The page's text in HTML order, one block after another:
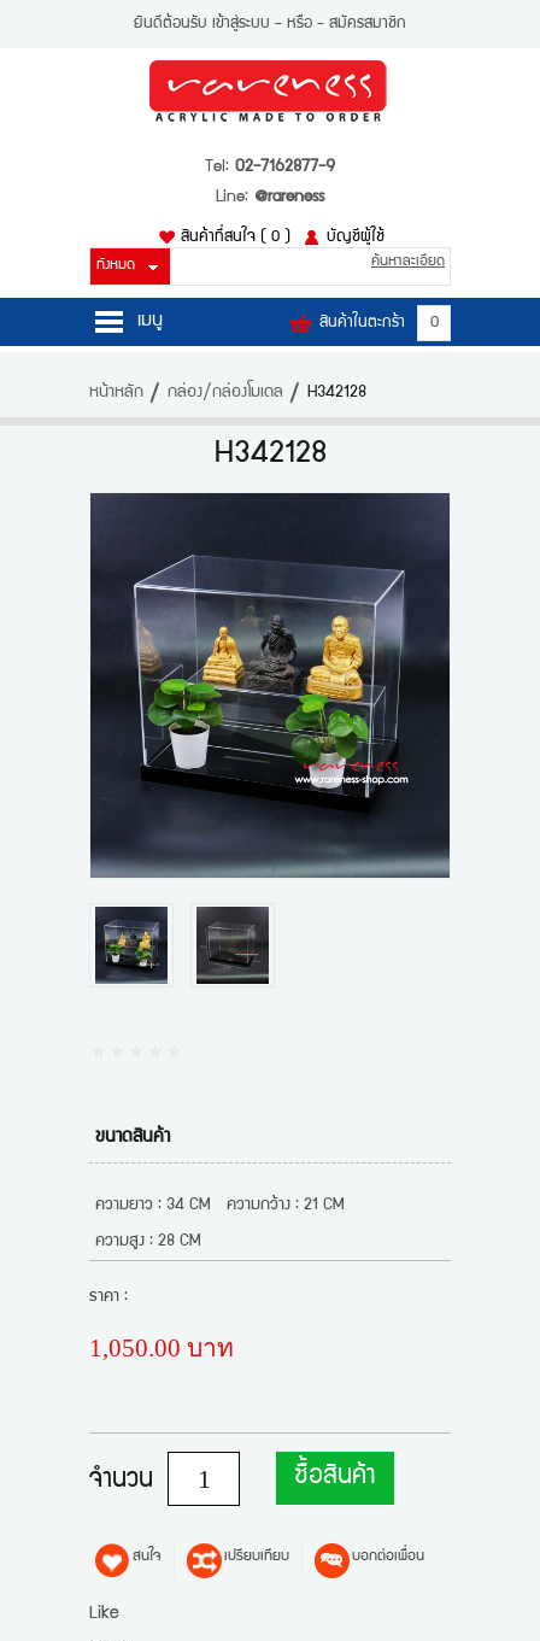
ยินดีต้อนรับ เข้าสู่ระบบ - หรือ - สมัครสมาชิก
Tel: 02-7162877-9
Line: @rareness
สินค้าที่สนใจ ( 0 ) บัญชีผู้ใช้
สินค้าในตะกร้า 0
ค้นหาละเอียด
เมนู
สินค้า
ขั้นตอนการสั่งซื้อ
ข่าวสาร
หน้าหลัก กล่อง/กล่องโมเดล H342128
H342128
ขนาดสินค้า
ความยาว : 34 CM ความกว้าง : 21 CM
ความสูง : 28 CM
ราคา :
1,050.00 บาท
จำนวน ซื้อสินค้า
สนใจ เปรียบเทียบ บอกต่อเพื่อน
Like